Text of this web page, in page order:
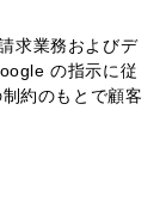
求業務およびデ
の指示に従
約のもとで顧客